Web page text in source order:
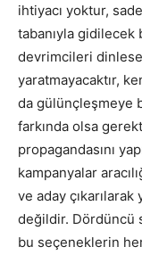
ihtiyacı yoktur,
tabanıyla
devrimcileri
yaratmayacaktır,
da gülünçleşmeye
farkında olsa
propagandasını
kampanyalar
ve aday çıkarılarak
değildir. Dördüncü
bu seçeneklerin